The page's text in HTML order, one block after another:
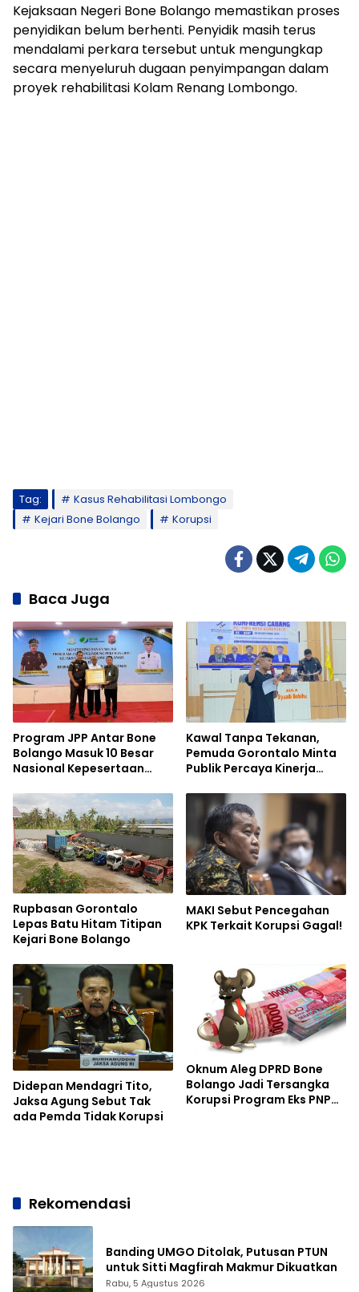
Kejaksaan Negeri Bone Bolango memastikan proses
penyidikan belum berhenti. Penyidik masih terus
mendalami perkara tersebut untuk mengungkap
secara menyeluruh dugaan penyimpangan dalam
proyek rehabilitasi Kolam Renang Lombongo.
Tag:
Kasus Rehabilitasi Lombongo
Kejari Bone Bolango
Korupsi
Baca Juga
Program JPP Antar Bone
Bolango Masuk 10 Besar
Nasional Kepesertaan
Kawal Tanpa Tekanan,
Pemuda Gorontalo Minta
Publik Percaya Kinerja
Rupbasan Gorontalo
Lepas Batu Hitam Titipan
Kejari Bone Bolango
MAKI Sebut Pencegahan
KPK Terkait Korupsi Gagal!
Didepan Mendagri Tito,
Jaksa Agung Sebut Tak
ada Pemda Tidak Korupsi
Oknum Aleg DPRD Bone
Bolango Jadi Tersangka
Korupsi Program Eks PNPM
Rekomendasi
Banding UMGO Ditolak, Putusan PTUN
untuk Sitti Magfirah Makmur Dikuatkan
Rabu, 5 Agustus 2026